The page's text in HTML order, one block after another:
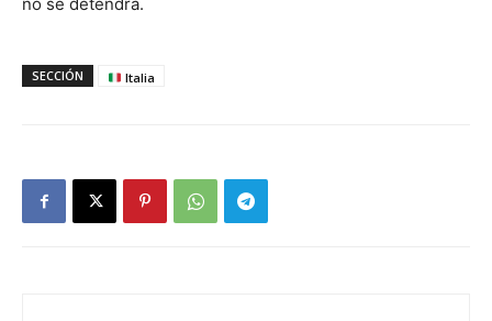
no se detendrá.
SECCIÓN Italia